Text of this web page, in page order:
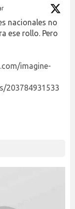
nacionales no
ese rollo. Pero
imagine-
203784931533